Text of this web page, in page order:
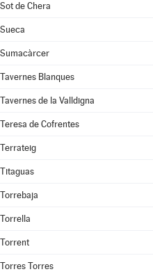
Sot de Chera
Sueca
Sumacàrcer
Tavernes Blanques
Tavernes de la Valldigna
Teresa de Cofrentes
Terrateig
Titaguas
Torrebaja
Torrella
Torrent
Torres Torres